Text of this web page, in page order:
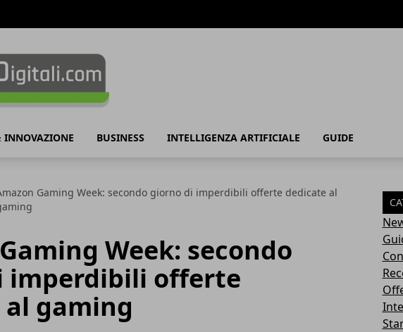
INNOVAZIONE BUSINESS INTELLIGENZA ARTIFICIALE GUIDE
Gaming Week: secondo giorno di imperdibili offerte dedicate al
Week: secondo
imperdibili offerte
gaming